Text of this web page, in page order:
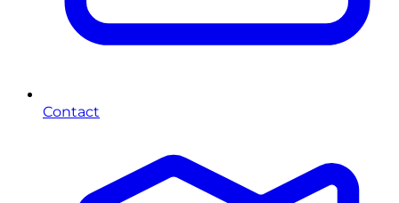
Contact